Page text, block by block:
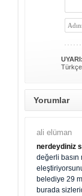
UYARI:
Türkçe
Yorumlar
ali elüman
nerdeydiniz
değerli basın
belediye 29
burada